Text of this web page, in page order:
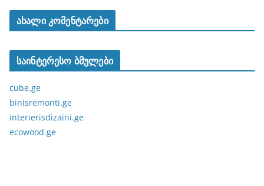
ახალი კომენტარები
საინტერესო ბმულები
cube.ge
binisremonti.ge
interierisdizaini.ge
ecowood.ge